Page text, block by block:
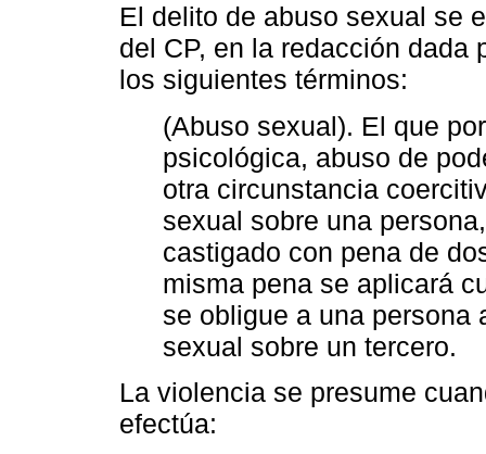
El delito de abuso sexual se
del CP, en la redacción dada
los siguientes términos:
(Abuso sexual). El que
psicológica, abuso de
otra circunstancia
sexual sobre una
castigado con pena de
misma pena se aplicará
se obligue a una persona
sexual sobre un tercero.
La violencia se presume
efectúa: